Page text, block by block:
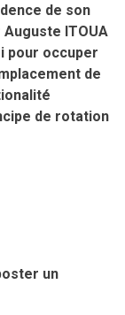
de son
Auguste ITOUA
pour occuper
de
de rotation
un